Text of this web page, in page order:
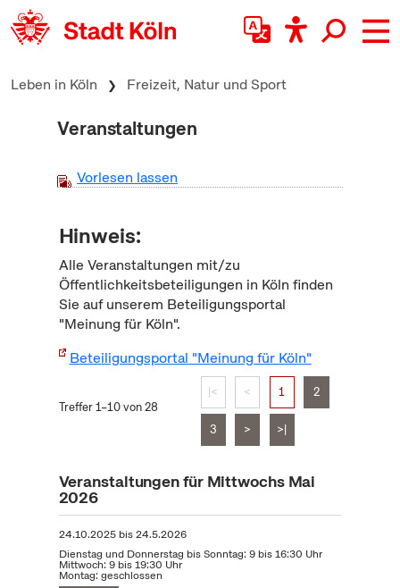
zum Inhalt springen
Leben in Köln Freizeit, Natur und Sport
Veranstaltungen
Vorlesen lassen
Hinweis:
Alle Veranstaltungen mit/zu
Öffentlichkeitsbeteiligungen in Köln finden
Sie auf unserem Beteiligungsportal
"Meinung für Köln".
Beteiligungsportal "Meinung für Köln"
Treffer 1–10 von 28
|< < 1 2
3 > >|
Veranstaltungen für Mittwochs Mai
2026
24.10.2025bis24.5.2026
Dienstag und Donnerstag bis Sonntag: 9 bis 16:30 Uhr
Mittwoch: 9 bis 19:30 Uhr
Montag: geschlossen